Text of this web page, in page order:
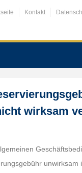
Kontakt
wirksam
unwirksam